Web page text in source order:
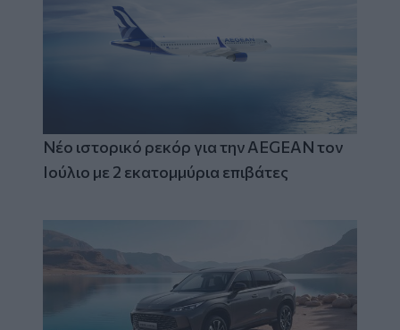
Νέο ιστορικό ρεκόρ για την AEGEAN τον
Ιούλιο με 2 εκατομμύρια επιβάτες